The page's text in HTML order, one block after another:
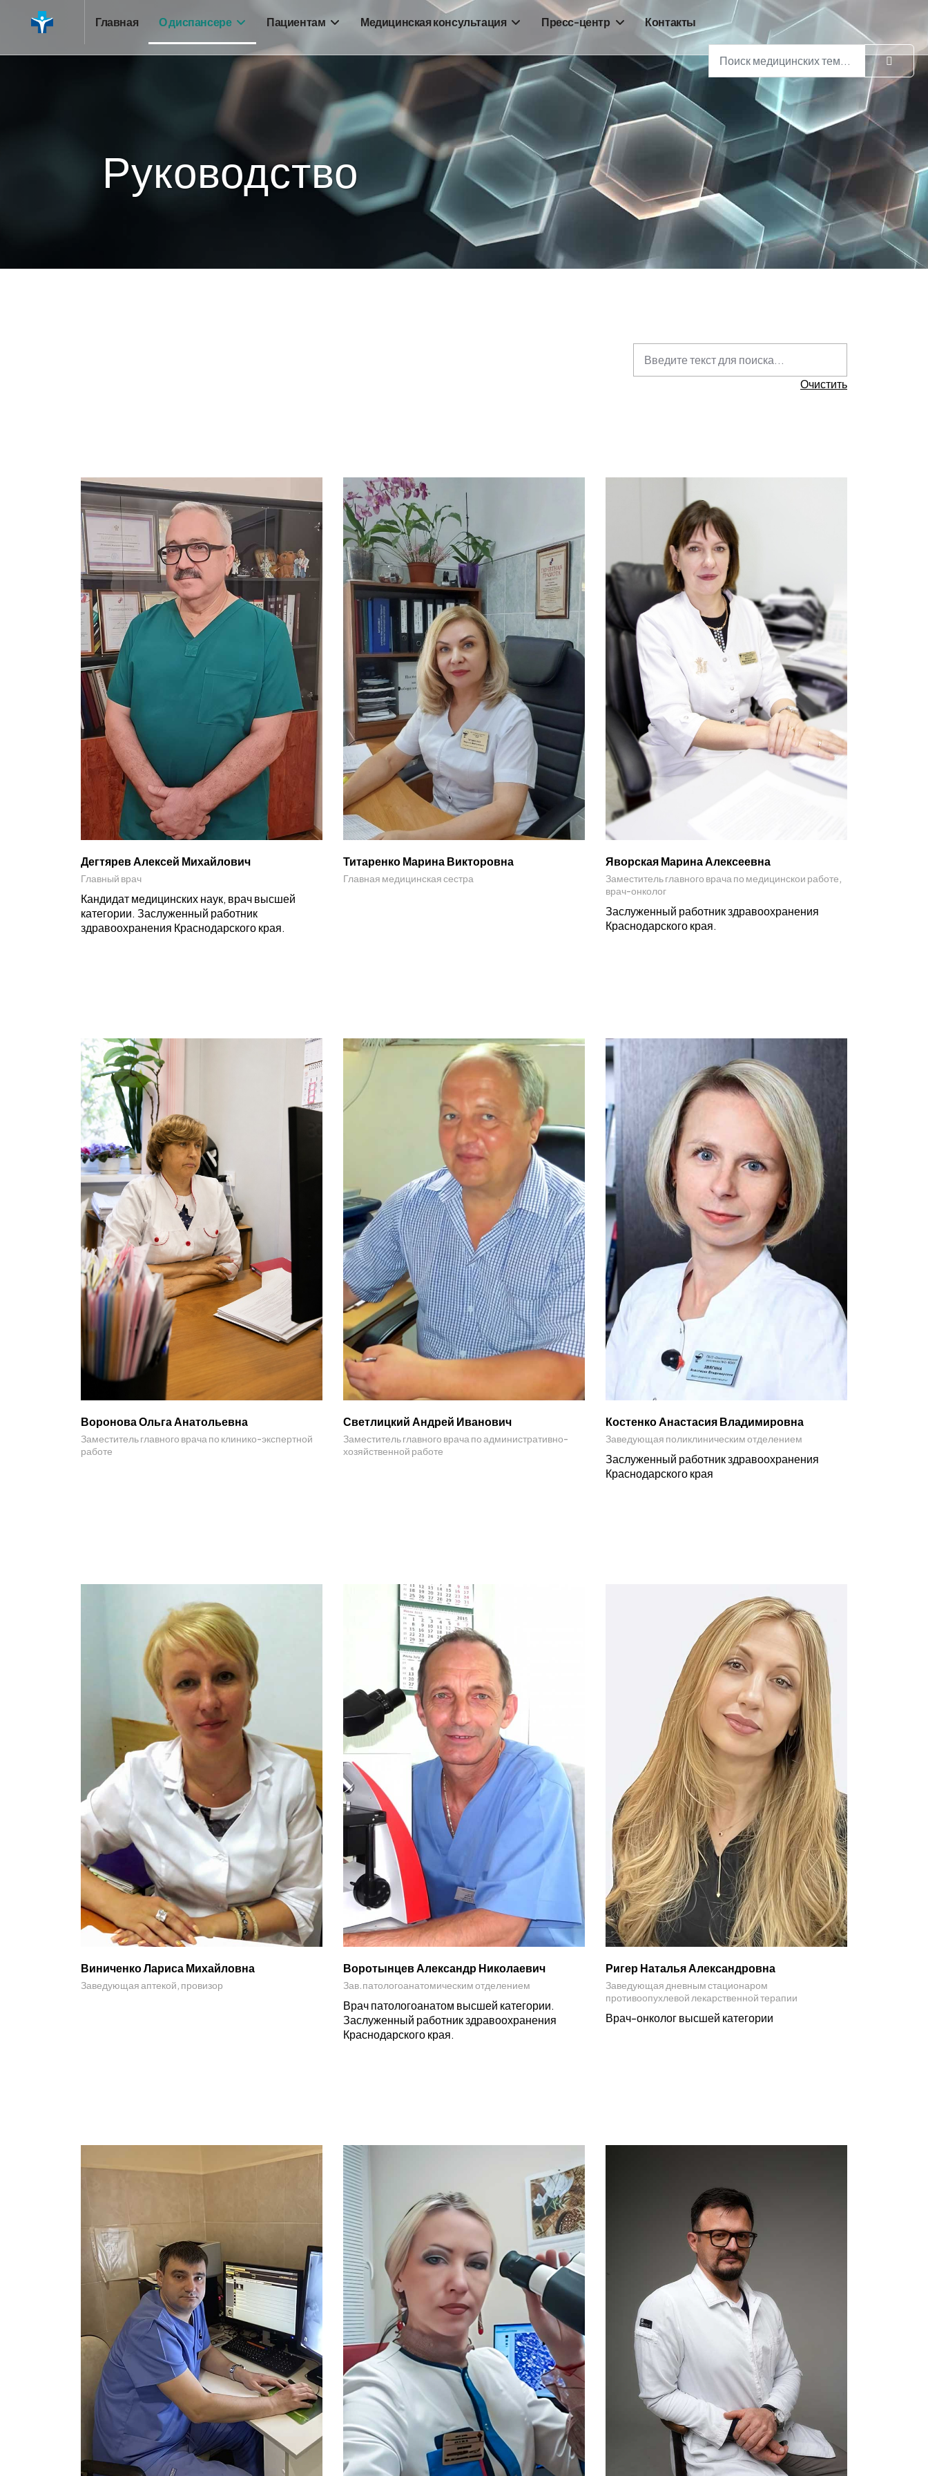
Главная О диспансере Пациентам Медицинская консультация Пресс-центр
Контакты
Руководство
Очистить
Дегтярев Алексей Михайлович
Главный врач
Кандидат медицинских наук, врач высшей
категории. Заслуженный работник
здравоохранения Краснодарского края.
Титаренко Марина Викторовна
Главная медицинская сестра
Яворская Марина Алексеевна
Заместитель главного врача по медицинскои работе,
врач-онколог
Заслуженный работник здравоохранения
Краснодарского края.
Воронова Ольга Анатольевна
Заместитель главного врача по клинико-экспертной
работе
Светлицкий Андрей Иванович
Заместитель главного врача по административно-
хозяйственной работе
Костенко Анастасия Владимировна
Заведующая поликлиническим отделением
Заслуженный работник здравоохранения
Краснодарского края
Виниченко Лариса Михайловна
Заведующая аптекой, провизор
Воротынцев Александр Николаевич
Зав.патологоанатомическим отделением
Врач патологоанатом высшей категории.
Заслуженный работник здравоохранения
Краснодарского края.
Ригер Наталья Александровна
Заведующая дневным стационаром
противоопухлевой лекарственной терапии
Врач-онколог высшей категории